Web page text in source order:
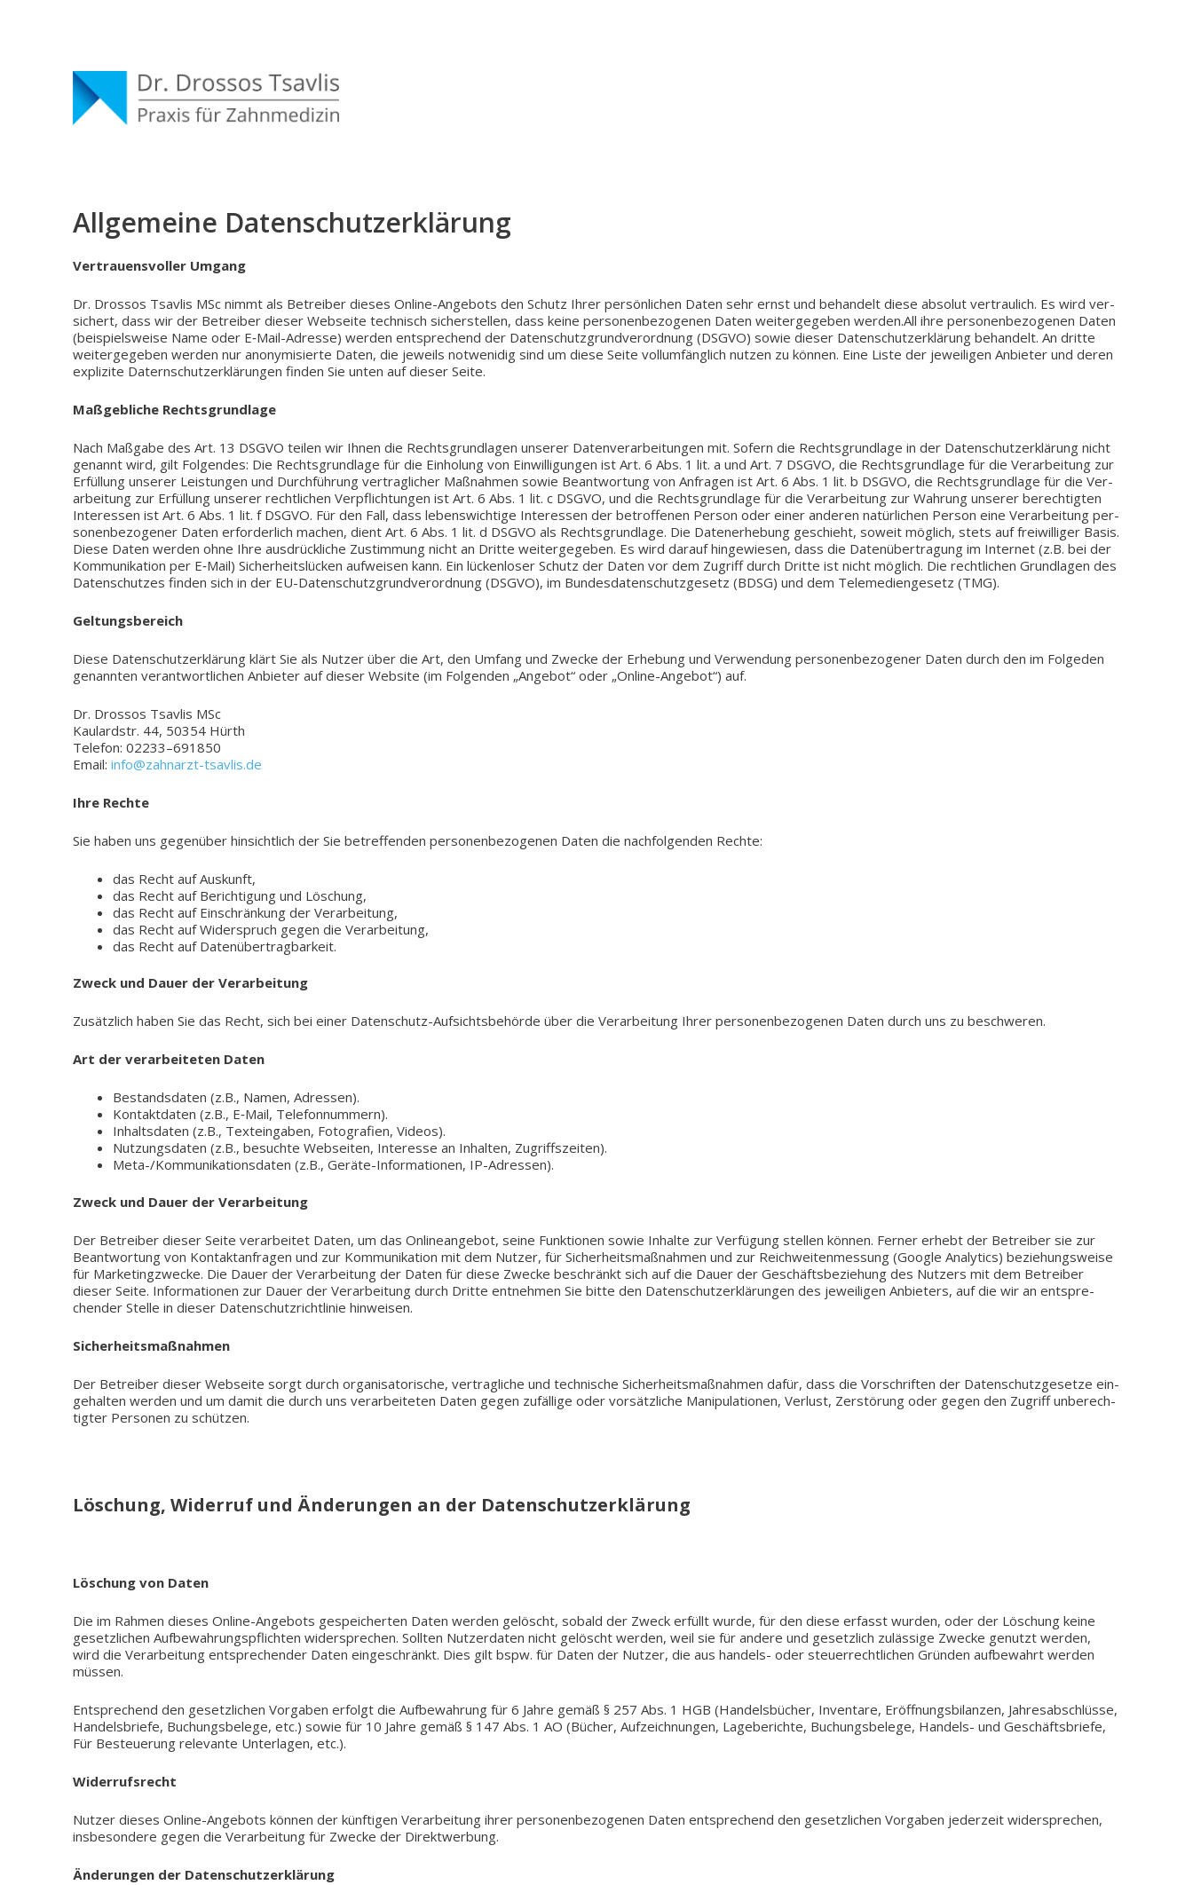
Allgemeine Datenschutzerklärung
Ver­trau­ens­vol­ler Umgang
Dr. Dros­sos Tsav­lis MSc nimmt als Betrei­ber dieses Online-Angebots den Schutz Ihrer per­sön­li­chen Daten sehr ernst und behan­delt diese abso­lut ver­trau­lich. Es wird ver­
si­chert, dass wir der Betrei­ber dieser Web­sei­te tech­nisch sicher­stel­len, dass keine per­so­nen­be­zo­ge­nen Daten wei­ter­ge­ge­ben werden.All ihre per­so­nen­be­zo­ge­nen Daten
(bei­spiels­wei­se Name oder E‑Mail-Adresse) werden ent­spre­chend der Daten­schutz­grund­ver­ord­nung (DSGVO) sowie dieser Daten­schutz­er­klä­rung behan­delt. An dritte
wei­ter­ge­ge­ben werden nur anony­mi­sier­te Daten, die jeweils not­we­ni­dig sind um diese Seite voll­um­fäng­lich nutzen zu können. Eine Liste der jewei­li­gen Anbie­ter und deren
expli­zi­te Datern­schutz­er­klä­run­gen finden Sie unten auf dieser Seite.
Maß­geb­li­che Rechtsgrundlage
Nach Maß­ga­be des Art. 13 DSGVO teilen wir Ihnen die Rechts­grund­la­gen unse­rer Daten­ver­ar­bei­tun­gen mit. Sofern die Rechts­grund­la­ge in der Daten­schutz­er­klä­rung nicht
genannt wird, gilt Fol­gen­des: Die Rechts­grund­la­ge für die Ein­ho­lung von Ein­wil­li­gun­gen ist Art. 6 Abs. 1 lit. a und Art. 7 DSGVO, die Rechts­grund­la­ge für die Ver­ar­bei­tung zur
Erfül­lung unse­rer Leis­tun­gen und Durch­füh­rung ver­trag­li­cher Maß­nah­men sowie Beant­wor­tung von Anfra­gen ist Art. 6 Abs. 1 lit. b DSGVO, die Rechts­grund­la­ge für die Ver­
ar­bei­tung zur Erfül­lung unse­rer recht­li­chen Ver­pflich­tun­gen ist Art. 6 Abs. 1 lit. c DSGVO, und die Rechts­grund­la­ge für die Ver­ar­bei­tung zur Wah­rung unse­rer berech­tig­ten
Inter­es­sen ist Art. 6 Abs. 1 lit. f DSGVO. Für den Fall, dass lebens­wich­ti­ge Inter­es­sen der betrof­fe­nen Person oder einer ande­ren natür­li­chen Person eine Ver­ar­bei­tung per­
so­nen­be­zo­ge­ner Daten erfor­der­lich machen, dient Art. 6 Abs. 1 lit. d DSGVO als Rechts­grund­la­ge. Die Daten­er­he­bung geschieht, soweit mög­lich, stets auf frei­wil­li­ger Basis.
Diese Daten werden ohne Ihre aus­drück­li­che Zustim­mung nicht an Dritte wei­ter­ge­ge­ben. Es wird darauf hin­ge­wie­sen, dass die Daten­über­tra­gung im Inter­net (z.B. bei der
Kom­mu­ni­ka­ti­on per E‑Mail) Sicher­heits­lü­cken auf­wei­sen kann. Ein lücken­lo­ser Schutz der Daten vor dem Zugriff durch Dritte ist nicht mög­lich. Die recht­li­chen Grund­la­gen des
Daten­schut­zes finden sich in der EU-Datenschutzgrundverordnung (DSGVO), im Bun­des­da­ten­schutz­ge­setz (BDSG) und dem Tele­me­di­en­ge­setz (TMG).
Gel­tungs­be­reich
Diese Daten­schutz­er­klä­rung klärt Sie als Nutzer über die Art, den Umfang und Zwecke der Erhe­bung und Ver­wen­dung per­so­nen­be­zo­ge­ner Daten durch den im Fol­ge­den
genann­ten ver­ant­wort­li­chen Anbie­ter auf dieser Web­site (im Fol­gen­den „Ange­bot“ oder „Online-Angebot“) auf.
Dr. Dros­sos Tsav­lis MSc
Kau­lard­str. 44, 50354 Hürth
Tele­fon: 02233–691850
Email: info@zahnarzt-tsavlis.de
Ihre Rechte
Sie haben uns gegen­über hin­sicht­lich der Sie betref­fen­den per­so­nen­be­zo­ge­nen Daten die nach­fol­gen­den Rechte:
das Recht auf Auskunft,
das Recht auf Berich­ti­gung und Löschung,
das Recht auf Ein­schrän­kung der Verarbeitung,
das Recht auf Wider­spruch gegen die Verarbeitung,
das Recht auf Datenübertragbarkeit.
Zweck und Dauer der Verarbeitung
Zusätz­lich haben Sie das Recht, sich bei einer Datenschutz-Aufsichtsbehörde über die Ver­ar­bei­tung Ihrer per­so­nen­be­zo­ge­nen Daten durch uns zu beschweren.
Art der ver­ar­bei­te­ten Daten
Bestands­da­ten (z.B., Namen, Adressen).
Kon­takt­da­ten (z.B., E‑Mail, Telefonnummern).
Inhalts­da­ten (z.B., Text­ein­ga­ben, Foto­gra­fien, Videos).
Nut­zungs­da­ten (z.B., besuch­te Web­sei­ten, Inter­es­se an Inhal­ten, Zugriffszeiten).
Meta-/Kommunikationsdaten (z.B., Geräte-Informationen, IP-Adressen).
Zweck und Dauer der Verarbeitung
Der Betrei­ber dieser Seite ver­ar­bei­tet Daten, um das Online­an­ge­bot, seine Funk­tio­nen sowie Inhal­te zur Ver­fü­gung stel­len können. Ferner erhebt der Betrei­ber sie zur
Beant­wor­tung von Kon­takt­an­fra­gen und zur Kom­mu­ni­ka­ti­on mit dem Nutzer, für Sicher­heits­maß­nah­men und zur Reich­wei­ten­mes­sung (Google Ana­ly­tics) bezie­hungs­wei­se
für Mar­ke­ting­zwe­cke. Die Dauer der Ver­ar­bei­tung der Daten für diese Zwecke beschränkt sich auf die Dauer der Geschäfts­be­zie­hung des Nut­zers mit dem Betrei­ber
dieser Seite. Infor­ma­tio­nen zur Dauer der Ver­ar­bei­tung durch Dritte ent­neh­men Sie bitte den Daten­schutz­er­klä­run­gen des jewei­li­gen Anbie­ters, auf die wir an ent­spre­
chen­der Stelle in dieser Daten­schutz­richt­li­nie hinweisen.
Sicher­heits­maß­nah­men
Der Betrei­ber dieser Web­sei­te sorgt durch orga­ni­sa­to­ri­sche, ver­trag­li­che und tech­ni­sche Sicher­heits­maß­nah­men dafür, dass die Vor­schrif­ten der Daten­schutz­ge­set­ze ein­
ge­hal­ten werden und um damit die durch uns ver­ar­bei­te­ten Daten gegen zufäl­li­ge oder vor­sätz­li­che Mani­pu­la­tio­nen, Ver­lust, Zer­stö­rung oder gegen den Zugriff unbe­rech­
tig­ter Per­so­nen zu schützen.
Löschung, Widerruf und Änderungen an der Datenschutzerklärung
Löschung von Daten
Die im Rahmen dieses Online-Angebots gespei­cher­ten Daten werden gelöscht, sobald der Zweck erfüllt wurde, für den diese erfasst wurden, oder der Löschung keine
gesetz­li­chen Auf­be­wah­rungs­pflich­ten wider­spre­chen. Soll­ten Nut­zer­da­ten nicht gelöscht werden, weil sie für andere und gesetz­lich zuläs­si­ge Zwecke genutzt werden,
wird die Ver­ar­bei­tung ent­spre­chen­der Daten ein­ge­schränkt. Dies gilt bspw. für Daten der Nutzer, die aus handels- oder steu­er­recht­li­chen Grün­den auf­be­wahrt werden
müssen.
Ent­spre­chend den gesetz­li­chen Vor­ga­ben erfolgt die Auf­be­wah­rung für 6 Jahre gemäß § 257 Abs. 1 HGB (Han­dels­bü­cher, Inven­ta­re, Eröff­nungs­bi­lan­zen, Jah­res­ab­schlüs­se,
Han­dels­brie­fe, Buchungs­be­le­ge, etc.) sowie für 10 Jahre gemäß § 147 Abs. 1 AO (Bücher, Auf­zeich­nun­gen, Lage­be­rich­te, Buchungs­be­le­ge, Handels- und Geschäfts­brie­fe,
Für Besteue­rung rele­van­te Unter­la­gen, etc.).
Wider­rufs­recht
Nutzer dieses Online-Angebots können der künf­ti­gen Ver­ar­bei­tung ihrer per­so­nen­be­zo­ge­nen Daten ent­spre­chend den gesetz­li­chen Vor­ga­ben jeder­zeit wider­spre­chen,
ins­be­son­de­re gegen die Ver­ar­bei­tung für Zwecke der Direktwerbung.
Ände­run­gen der Datenschutzerklärung